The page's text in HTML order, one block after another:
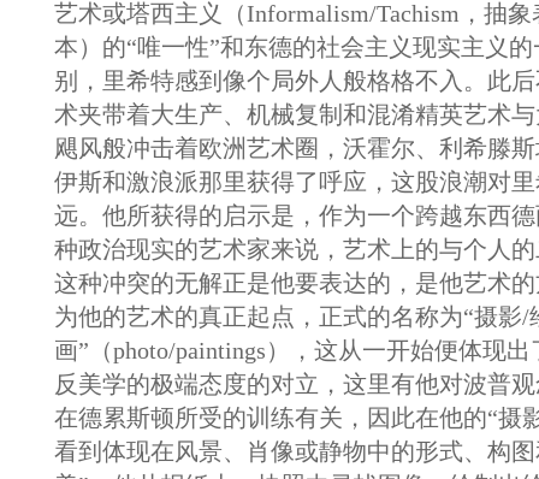
艺术或塔西主义（Informalism/Tachism，抽
本）的“唯一性”和东德的社会主义现实主义
别，里希特感到像个局外人般格格不入。此
术夹带着大生产、机械复制和混淆精英艺术
飓风般冲击着欧洲艺术圈，沃霍尔、利希滕
伊斯和激浪派那里获得了呼应，这股浪潮对
远。他所获得的启示是，作为一个跨越东西
种政治现实的艺术家来说，艺术上的与个人
这种冲突的无解正是他要表达的，是他艺术
为他的艺术的真正起点，正式的名称为“摄影/
画”（photo/paintings），这从一开始便体现
反美学的极端态度的对立，这里有他对波普
在德累斯顿所受的训练有关，因此在他的“摄
看到体现在风景、肖像或静物中的形式、构